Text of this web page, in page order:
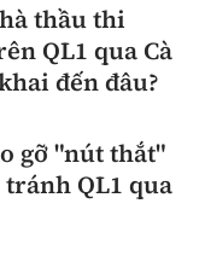
thầu thi
QL1 qua Cà
đến đâu?
gỡ "nút thắt"
QL1 qua